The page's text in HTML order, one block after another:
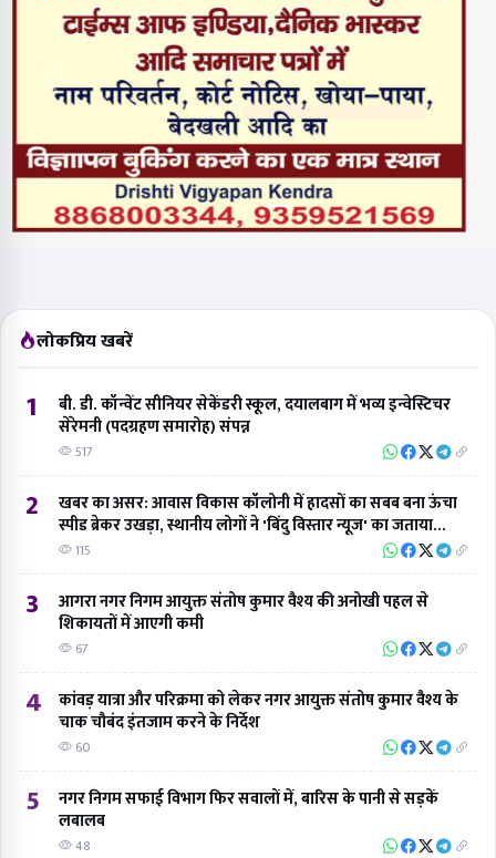
लोकप्रिय खबरें
1
बी. डी. कॉन्वेंट सीनियर सेकेंडरी स्कूल, दयालबाग में भव्य इन्वेस्टिचर
सेरेमनी (पदग्रहण समारोह) संपन्न
517
2
खबर का असर: आवास विकास कॉलोनी में हादसों का सबब बना ऊंचा
स्पीड ब्रेकर उखड़ा, स्थानीय लोगों ने 'बिंदु विस्तार न्यूज' का जताया
आभार
115
3
आगरा नगर निगम आयुक्त संतोष कुमार वैश्य की अनोखी पहल से
शिकायतों में आएगी कमी
67
4
कांवड़ यात्रा और परिक्रमा को लेकर नगर आयुक्त संतोष कुमार वैश्य के
चाक चौबंद इंतजाम करने के निर्देश
60
5
नगर निगम सफाई विभाग फिर सवालों में, बारिस के पानी से सड़कें
लबालब
48